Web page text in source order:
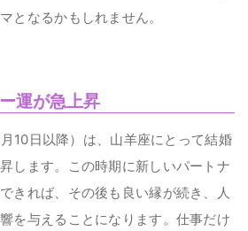
となるかもしれません。
運が急上昇
10日以降）は、山羊座にとって結婚
します。この時期に新しいパートナ
きれば、その後も良い縁が続き、人
を与えることになります。仕事だけ